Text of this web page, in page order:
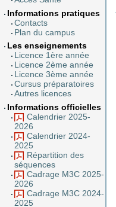
Informations pratiques
Contacts
Plan du campus
Les enseignements
Licence 1ère année
Licence 2ème année
Licence 3ème année
Cursus préparatoires
Autres licences
Informations officielles
Calendrier 2025-
2026
Calendrier 2024-
2025
Répartition des
séquences
Cadrage M3C 2025-
2026
Cadrage M3C 2024-
2025